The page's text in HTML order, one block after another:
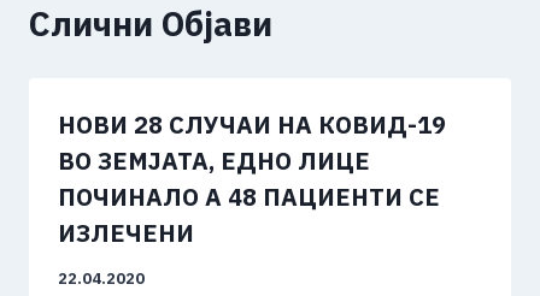
Слични Објави
НОВИ 28 СЛУЧАИ НА КОВИД-19
ВО ЗЕМЈАТА, ЕДНО ЛИЦЕ
ПОЧИНАЛО А 48 ПАЦИЕНТИ СЕ
ИЗЛЕЧЕНИ
22.04.2020